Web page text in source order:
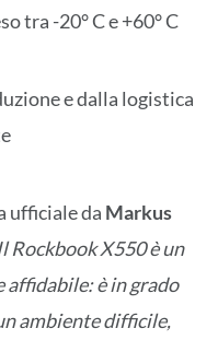
tra -20° C e +60° C
e dalla logistica
ufficiale da Markus
Rockbook X550 è un
è in grado
ambiente difficile,